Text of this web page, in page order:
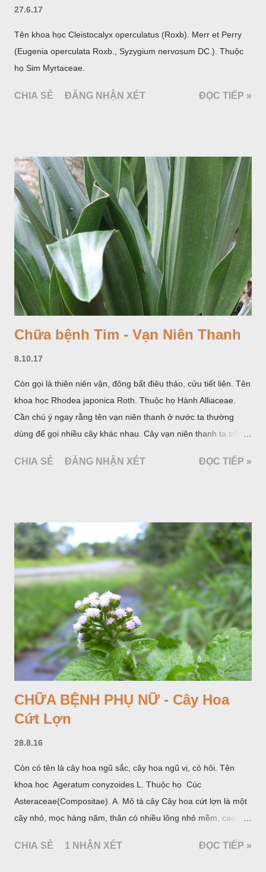
27.6.17
Tên khoa học Cleistocalyx operculatus (Roxb). Merr et Perry
(Eugenia operculata Roxb., Syzygium nervosum DC.). Thuộc
họ Sim Myrtaceae.
CHIA SẺ ĐĂNG NHẬN XÉT ĐỌC TIẾP »
Chữa bệnh Tim - Vạn Niên Thanh
8.10.17
Còn gọi là thiên niên vận, đông bất điêu thảo, cửu tiết liên. Tên
khoa học Rhodea japonica Roth. Thuộc họ Hành Alliaceae.
Cần chú ý ngay rằng tên vạn niên thanh ở nước ta thường
dùng để gọi nhiều cây khác nhau. Cây vạn niên thanh ta trồng
Araceae. Còn cây vạn niên thanh giới thiệu ở đây thuộc họ
CHIA SẺ ĐĂNG NHẬN XÉT ĐỌC TIẾP »
CHỮA BỆNH PHỤ NỮ - Cây Hoa
Cứt Lợn
28.8.16
Còn có tên là cây hoa ngũ sắc, cây hoa ngũ vị, cỏ hôi. Tên
khoa học Ageratum conyzoides L. Thuộc họ Cúc
Asteraceae(Compositae). A. Mô tả cây Cây hoa cứt lợn là một
cây nhỏ, mọc hàng năm, thân có nhiều lông nhỏ mềm, cao
đối hình trứng hay 3 cạnh, dài 2-6cm, rộng 1-3cm, mép có
CHIA SẺ 1 NHẬN XÉT ĐỌC TIẾP »